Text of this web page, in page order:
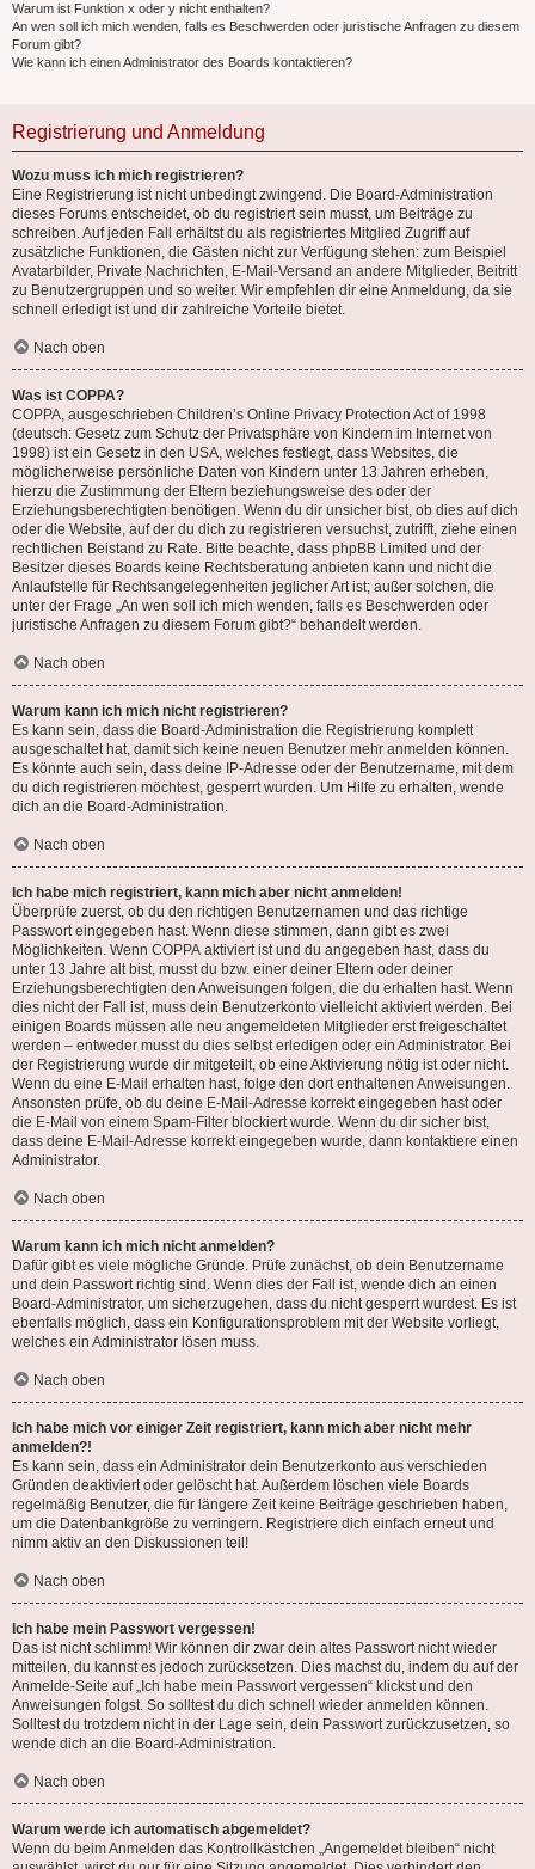
Warum ist Funktion x oder y nicht enthalten?
An wen soll ich mich wenden, falls es Beschwerden oder juristische Anfragen zu diesem
Forum gibt?
Wie kann ich einen Administrator des Boards kontaktieren?
Registrierung und Anmeldung
Wozu muss ich mich registrieren?
Eine Registrierung ist nicht unbedingt zwingend. Die Board-Administration
dieses Forums entscheidet, ob du registriert sein musst, um Beiträge zu
schreiben. Auf jeden Fall erhältst du als registriertes Mitglied Zugriff auf
zusätzliche Funktionen, die Gästen nicht zur Verfügung stehen: zum Beispiel
Avatarbilder, Private Nachrichten, E-Mail-Versand an andere Mitglieder, Beitritt
zu Benutzergruppen und so weiter. Wir empfehlen dir eine Anmeldung, da sie
schnell erledigt ist und dir zahlreiche Vorteile bietet.
Nach oben
Was ist COPPA?
COPPA, ausgeschrieben Children’s Online Privacy Protection Act of 1998
(deutsch: Gesetz zum Schutz der Privatsphäre von Kindern im Internet von
1998) ist ein Gesetz in den USA, welches festlegt, dass Websites, die
möglicherweise persönliche Daten von Kindern unter 13 Jahren erheben,
hierzu die Zustimmung der Eltern beziehungsweise des oder der
Erziehungsberechtigten benötigen. Wenn du dir unsicher bist, ob dies auf dich
oder die Website, auf der du dich zu registrieren versuchst, zutrifft, ziehe einen
rechtlichen Beistand zu Rate. Bitte beachte, dass phpBB Limited und der
Besitzer dieses Boards keine Rechtsberatung anbieten kann und nicht die
Anlaufstelle für Rechtsangelegenheiten jeglicher Art ist; außer solchen, die
unter der Frage „An wen soll ich mich wenden, falls es Beschwerden oder
juristische Anfragen zu diesem Forum gibt?“ behandelt werden.
Nach oben
Warum kann ich mich nicht registrieren?
Es kann sein, dass die Board-Administration die Registrierung komplett
ausgeschaltet hat, damit sich keine neuen Benutzer mehr anmelden können.
Es könnte auch sein, dass deine IP-Adresse oder der Benutzername, mit dem
du dich registrieren möchtest, gesperrt wurden. Um Hilfe zu erhalten, wende
dich an die Board-Administration.
Nach oben
Ich habe mich registriert, kann mich aber nicht anmelden!
Überprüfe zuerst, ob du den richtigen Benutzernamen und das richtige
Passwort eingegeben hast. Wenn diese stimmen, dann gibt es zwei
Möglichkeiten. Wenn COPPA aktiviert ist und du angegeben hast, dass du
unter 13 Jahre alt bist, musst du bzw. einer deiner Eltern oder deiner
Erziehungsberechtigten den Anweisungen folgen, die du erhalten hast. Wenn
dies nicht der Fall ist, muss dein Benutzerkonto vielleicht aktiviert werden. Bei
einigen Boards müssen alle neu angemeldeten Mitglieder erst freigeschaltet
werden – entweder musst du dies selbst erledigen oder ein Administrator. Bei
der Registrierung wurde dir mitgeteilt, ob eine Aktivierung nötig ist oder nicht.
Wenn du eine E-Mail erhalten hast, folge den dort enthaltenen Anweisungen.
Ansonsten prüfe, ob du deine E-Mail-Adresse korrekt eingegeben hast oder
die E-Mail von einem Spam-Filter blockiert wurde. Wenn du dir sicher bist,
dass deine E-Mail-Adresse korrekt eingegeben wurde, dann kontaktiere einen
Administrator.
Nach oben
Warum kann ich mich nicht anmelden?
Dafür gibt es viele mögliche Gründe. Prüfe zunächst, ob dein Benutzername
und dein Passwort richtig sind. Wenn dies der Fall ist, wende dich an einen
Board-Administrator, um sicherzugehen, dass du nicht gesperrt wurdest. Es ist
ebenfalls möglich, dass ein Konfigurationsproblem mit der Website vorliegt,
welches ein Administrator lösen muss.
Nach oben
Ich habe mich vor einiger Zeit registriert, kann mich aber nicht mehr
anmelden?!
Es kann sein, dass ein Administrator dein Benutzerkonto aus verschieden
Gründen deaktiviert oder gelöscht hat. Außerdem löschen viele Boards
regelmäßig Benutzer, die für längere Zeit keine Beiträge geschrieben haben,
um die Datenbankgröße zu verringern. Registriere dich einfach erneut und
nimm aktiv an den Diskussionen teil!
Nach oben
Ich habe mein Passwort vergessen!
Das ist nicht schlimm! Wir können dir zwar dein altes Passwort nicht wieder
mitteilen, du kannst es jedoch zurücksetzen. Dies machst du, indem du auf der
Anmelde-Seite auf „Ich habe mein Passwort vergessen“ klickst und den
Anweisungen folgst. So solltest du dich schnell wieder anmelden können.
Solltest du trotzdem nicht in der Lage sein, dein Passwort zurückzusetzen, so
wende dich an die Board-Administration.
Nach oben
Warum werde ich automatisch abgemeldet?
Wenn du beim Anmelden das Kontrollkästchen „Angemeldet bleiben“ nicht